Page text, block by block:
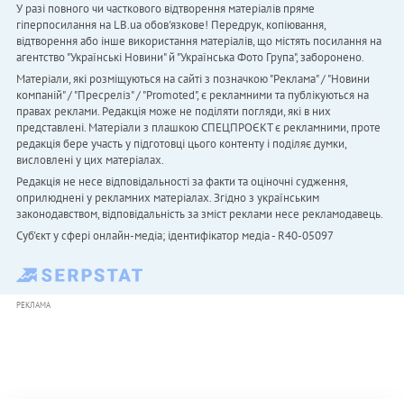
У разі повного чи часткового відтворення матеріалів пряме
гіперпосилання на LB.ua обов'язкове! Передрук, копіювання,
відтворення або інше використання матеріалів, що містять посилання на
агентство "Українськi Новини" й "Українська Фото Група", заборонено.
Матеріали, які розміщуються на сайті з позначкою "Реклама" / "Новини
компаній" / "Пресреліз" / "Promoted", є рекламними та публікуються на
правах реклами. Редакція може не поділяти погляди, які в них
представлені. Матеріали з плашкою СПЕЦПРОЄКТ є рекламними, проте
редакція бере участь у підготовці цього контенту і поділяє думки,
висловлені у цих матеріалах.
Редакція не несе відповідальності за факти та оціночні судження,
оприлюднені у рекламних матеріалах. Згідно з українським
законодавством, відповідальність за зміст реклами несе рекламодавець.
Cуб'єкт у сфері онлайн-медіа; ідентифікатор медіа - R40-05097
РЕКЛАМА